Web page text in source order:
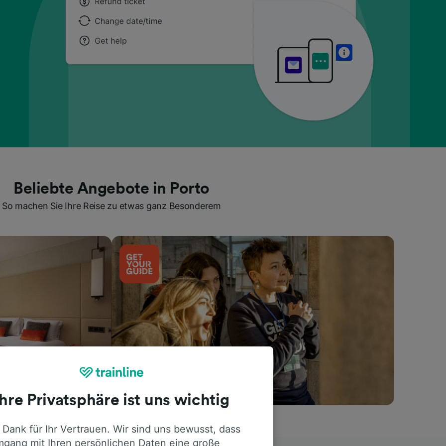
Beliebte Angebote in Porto
So machen Sie Ihre Reise zu etwas ganz Besonderem
Ihre Privatsphäre ist uns wichtig
für Ihr Vertrauen. Wir sind uns bewusst, dass
mit Ihren persönlichen Daten eine große